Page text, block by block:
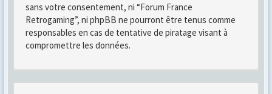
sans votre consentement, ni “Forum France
Retrogaming”, ni phpBB ne pourront être tenus comme
responsables en cas de tentative de piratage visant à
compromettre les données.